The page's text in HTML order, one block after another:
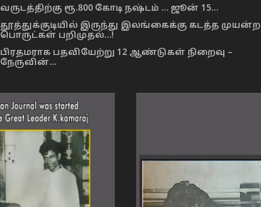
வருடத்திற்கு ரூ.800 கோடி நஷ்டம் … ஜூன் 15…
தூத்துக்குடியில் இருந்து இலங்கைக்கு கடத்த முயன்ற
பொருட்கள் பறிமுதல்…!
பிரதமராக பதவியேற்று 12 ஆண்டுகள் நிறைவு –
நேருவின்…